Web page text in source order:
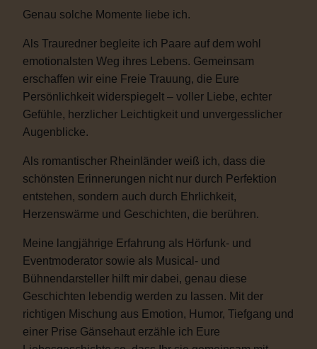
Genau solche Momente liebe ich.
Als Trauredner begleite ich Paare auf dem wohl
emotionalsten Weg ihres Lebens. Gemeinsam
erschaffen wir eine Freie Trauung, die Eure
Persönlichkeit widerspiegelt – voller Liebe, echter
Gefühle, herzlicher Leichtigkeit und unvergesslicher
Augenblicke.
Als romantischer Rheinländer weiß ich, dass die
schönsten Erinnerungen nicht nur durch Perfektion
entstehen, sondern auch durch Ehrlichkeit,
Herzenswärme und Geschichten, die berühren.
Meine langjährige Erfahrung als Hörfunk- und
Eventmoderator sowie als Musical- und
Bühnendarsteller hilft mir dabei, genau diese
Geschichten lebendig werden zu lassen. Mit der
richtigen Mischung aus Emotion, Humor, Tiefgang und
einer Prise Gänsehaut erzähle ich Eure